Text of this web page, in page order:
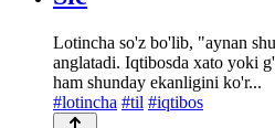
Lotincha so'z bo'lib, "aynan
anglatadi. Iqtibosda xato yoki
ham shunday ekanligini ko'r...
#lotincha #til #iqtibos